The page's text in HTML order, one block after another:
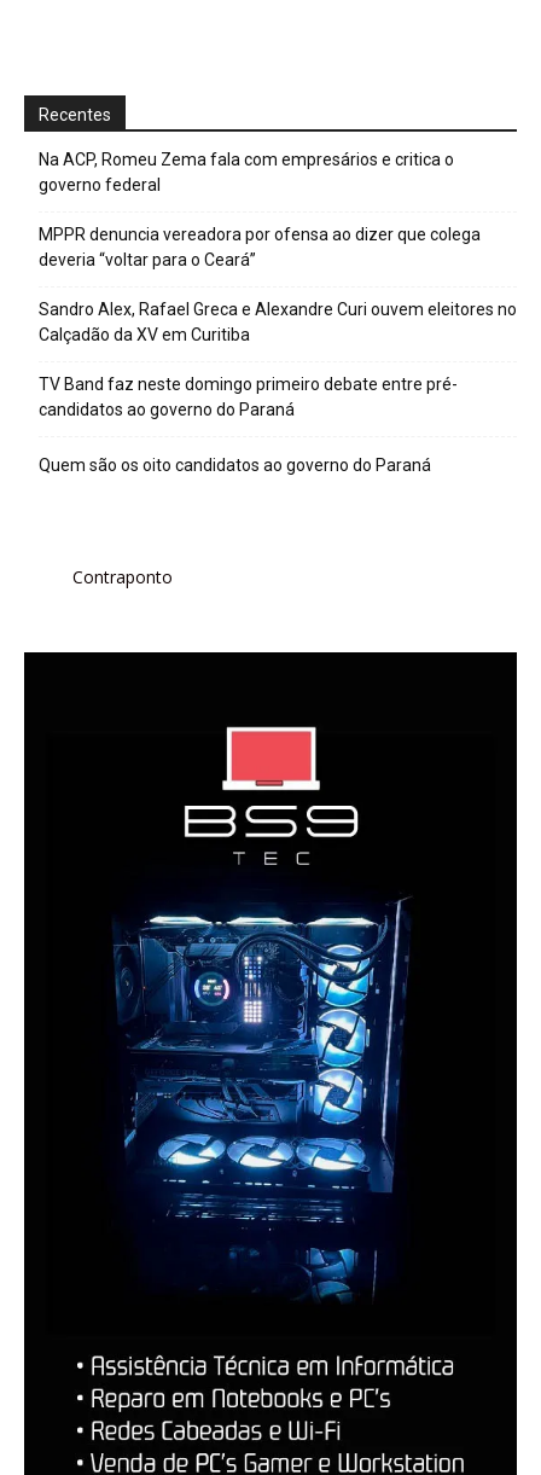
Recentes
Na ACP, Romeu Zema fala com empresários e critica o
governo federal
MPPR denuncia vereadora por ofensa ao dizer que colega
deveria “voltar para o Ceará”
Sandro Alex, Rafael Greca e Alexandre Curi ouvem eleitores no
Calçadão da XV em Curitiba
TV Band faz neste domingo primeiro debate entre pré-
candidatos ao governo do Paraná
Quem são os oito candidatos ao governo do Paraná
Contraponto